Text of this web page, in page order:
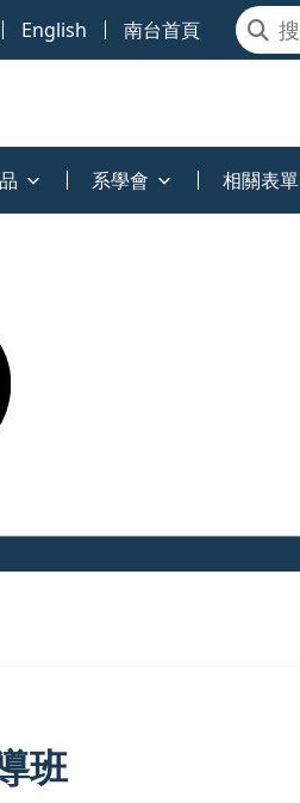
English 南台首頁
系學會 相關表單
班